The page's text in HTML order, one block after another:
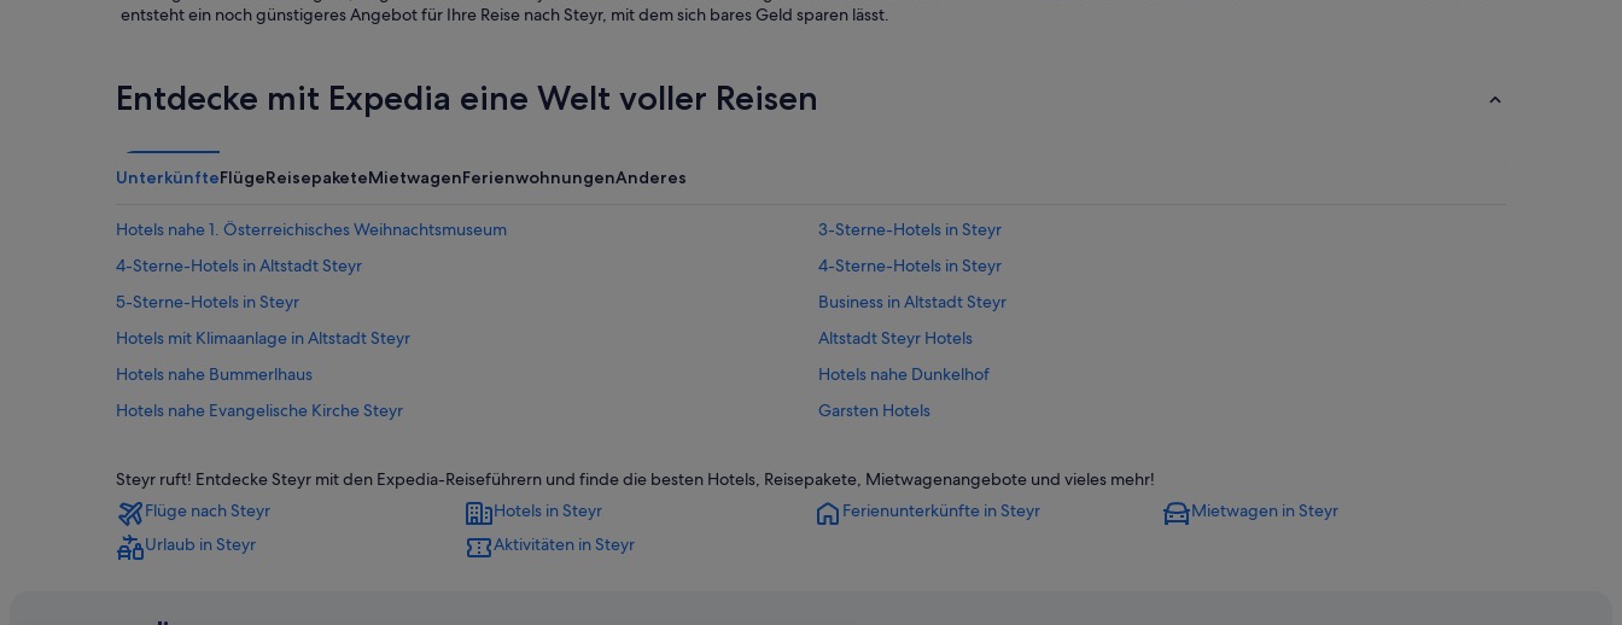
entsteht ein noch günstigeres Angebot für Ihre Reise nach Steyr, mit dem sich bares Geld sparen lässt.
Entdecke mit Expedia eine Welt voller Reisen
UnterkünfteFlügeReisepaketeMietwagenFerienwohnungenAnderes
Hotels nahe 1. Österreichisches Weihnachtsmuseum
3-Sterne-Hotels in Steyr
4-Sterne-Hotels in Altstadt Steyr
4-Sterne-Hotels in Steyr
5-Sterne-Hotels in Steyr
Business in Altstadt Steyr
Hotels mit Klimaanlage in Altstadt Steyr
Altstadt Steyr Hotels
Hotels nahe Bummerlhaus
Hotels nahe Dunkelhof
Hotels nahe Evangelische Kirche Steyr
Garsten Hotels
Hotels nahe Roter Brunnen
Hotels nahe Schloss Lamberg
Hotels nahe Schnallentor
Hotels nahe Stadtpfarrkirche Steyr
Ferienwohnungen in Steyr
Steyr ruft! Entdecke Steyr mit den Expedia-Reiseführern und finde die besten Hotels, Reisepakete, Mietwagenangebote und vieles mehr!
Flüge nach Steyr
Hotels in Steyr Ferienunterkünfte in Steyr
Mietwagen in Steyr
Urlaub in Steyr
Aktivitäten in Steyr